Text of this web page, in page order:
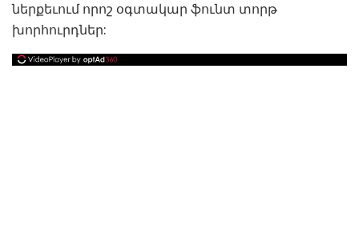
ներքեւում որոշ օգտակար ֆունտ տորթ
խորհուրդներ: